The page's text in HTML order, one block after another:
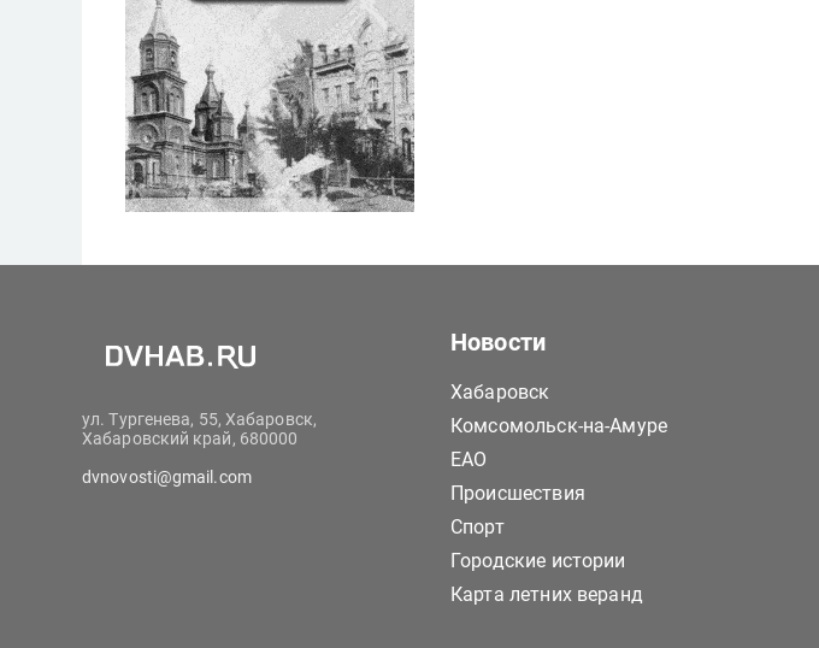
ул. Тургенева, 55, Хабаровск,
Хабаровский край, 680000
dvnovosti@gmail.com
Новости
Хабаровск
Комсомольск-на-Амуре
ЕАО
Происшествия
Спорт
Городские истории
Карта летних веранд